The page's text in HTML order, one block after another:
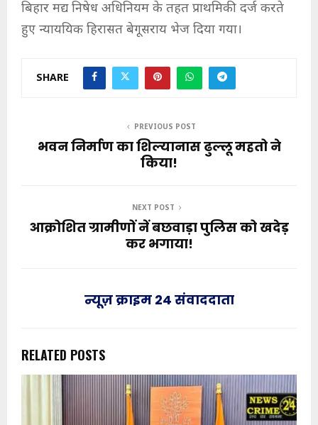
बिहार मद्य निषेध अधिनियम के तहत प्राथमिकी दर्ज करते
हुए न्याययिक हिरासत बेगूसराय भेज दिया गया।
SHARE
PREVIOUS POST
भवन निर्माण का शिल्यानास ढुल्लू महतो ने
किया!
NEXT POST
आक्रोशित ग्रामीणों नें बछवाड़ा पुलिस को खदेड़
कर भगाया!
न्यूज़ क्राइम 24 संवाददाता
RELATED POSTS